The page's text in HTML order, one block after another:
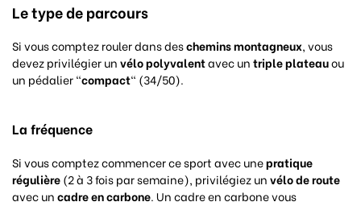
Le type de parcours
Si vous comptez rouler dans deschemins montagneux, vous
devez privilégier unvélo polyvalentavec untriple plateauou
un pédalier “compact“ (34/50).
La fréquence
Si vous comptez commencer ce sport avec unepratique
régulière(2 à 3 fois par semaine), privilégiez unvélo de route
avec uncadre en carbone. Un cadre en carbone vous